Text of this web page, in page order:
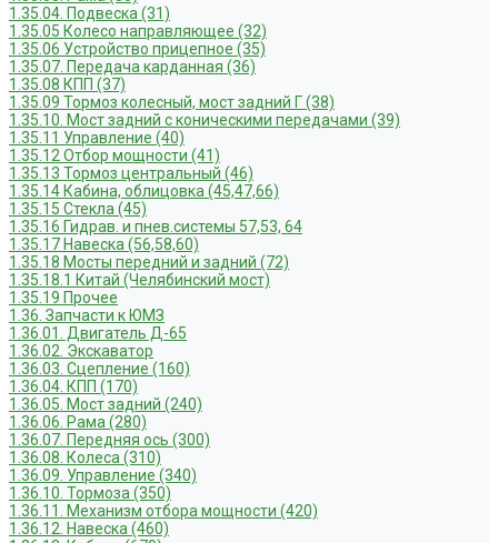
1.35.04. Подвеска (31)
1.35.05 Колесо направляющее (32)
1.35.06 Устройство прицепное (35)
1.35.07. Передача карданная (36)
1.35.08 КПП (37)
1.35.09 Тормоз колесный, мост задний Г (38)
1.35.10. Мост задний с коническими передачами (39)
1.35.11 Управление (40)
1.35.12 Отбор мощности (41)
1.35.13 Тормоз центральный (46)
1.35.14 Кабина, облицовка (45,47,66)
1.35.15 Стекла (45)
1.35.16 Гидрав. и пнев.системы 57,53, 64
1.35.17 Навеска (56,58,60)
1.35.18 Мосты передний и задний (72)
1.35.18.1 Китай (Челябинский мост)
1.35.19 Прочее
1.36. Запчасти к ЮМЗ
1.36.01. Двигатель Д-65
1.36.02. Экскаватор
1.36.03. Сцепление (160)
1.36.04. КПП (170)
1.36.05. Мост задний (240)
1.36.06. Рама (280)
1.36.07. Передняя ось (300)
1.36.08. Колеса (310)
1.36.09. Управление (340)
1.36.10. Тормоза (350)
1.36.11. Механизм отбора мощности (420)
1.36.12. Навеска (460)